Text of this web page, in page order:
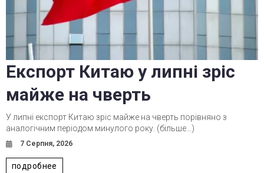
Експорт Китаю у липні зріс
майже на чверть
У липні експорт Китаю зріс майже на чверть порівняно з
аналогічним періодом минулого року. (більше…)
7 Серпня, 2026
подробнее